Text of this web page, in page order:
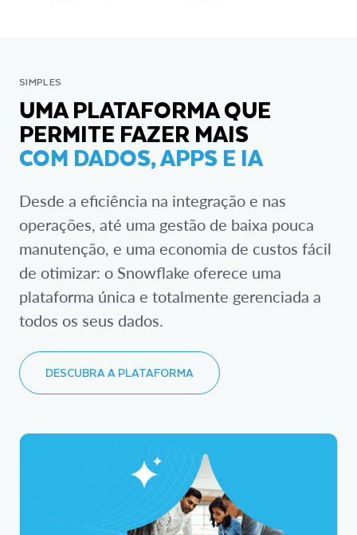
SIMPLES
UMA PLATAFORMA QUE
PERMITE FAZER MAIS
COM DADOS, APPS E IA
Desde a eficiência na integração e nas
operações, até uma gestão de baixa pouca
manutenção, e uma economia de custos fácil
de otimizar: o Snowflake oferece uma
plataforma única e totalmente gerenciada a
todos os seus dados.
DESCUBRA A PLATAFORMA